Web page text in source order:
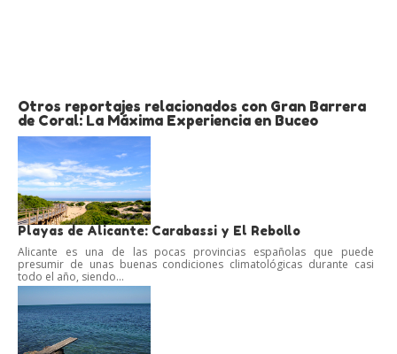
Otros reportajes relacionados con Gran Barrera
de Coral: La Máxima Experiencia en Buceo
Playas de Alicante: Carabassi y El Rebollo
Alicante es una de las pocas provincias españolas que puede
presumir de unas buenas condiciones climatológicas durante casi
todo el año, siendo...